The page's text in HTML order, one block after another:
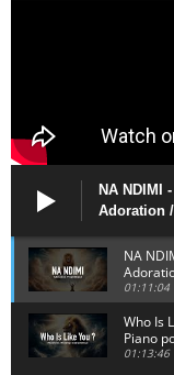
NA NDIMI
Adoration
NA
01:11:04
Who Is
Piano
01:13:46